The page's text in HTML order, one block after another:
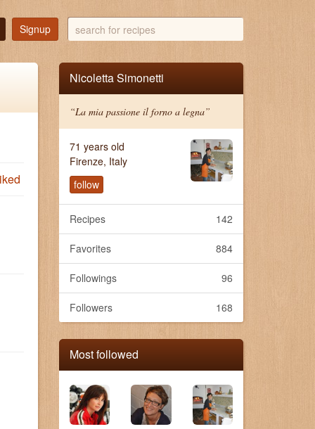
Signup
search
for
recipes
Nicoletta Simonetti
“La mia passione il forno a legna”
71 years old
Firenze, Italy
follow
142
Recipes
884
Favorites
96
Followings
168
Followers
Most followed